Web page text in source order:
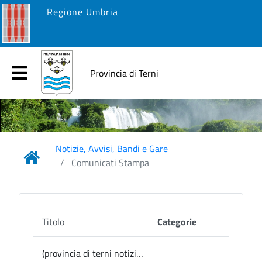
Regione Umbria
Provincia di Terni
Notizie, Avvisi, Bandi e Gare
Comunicati Stampa
Titolo Categorie
(provincia di terni notizie) Narni, variante Capitonese-Tuderte: il Tar respinge le richieste di sospensione alle modifiche del Prg